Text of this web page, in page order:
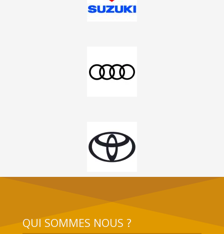
QUI SOMMES NOUS ?